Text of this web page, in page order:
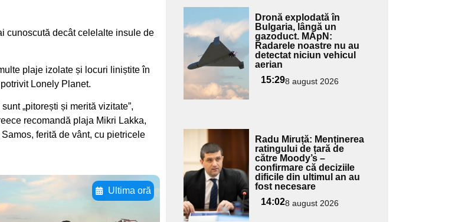
cunoscută decât celelalte insule de
plaje izolate și locuri liniștite în
Lonely Planet.
„pitorești și merită vizitate”,
recomandă plaja Mikri Lakka,
ferită de vânt, cu pietricele
Ultima oră
aici textul
aici textul
pentru
subtitlu
Dronă explodată în
Bulgaria, lângă un
gazoduct. MApN:
Radarele noastre nu au
detectat niciun vehicul
aerian
15:298 august 2026
Adaugă
aici textul
pentru
subtitlu
Radu Miruță: Menținerea
ratingului de țară de
către Moody’s –
confirmare că deciziile
dificile din ultimul an au
fost necesare
14:028 august 2026